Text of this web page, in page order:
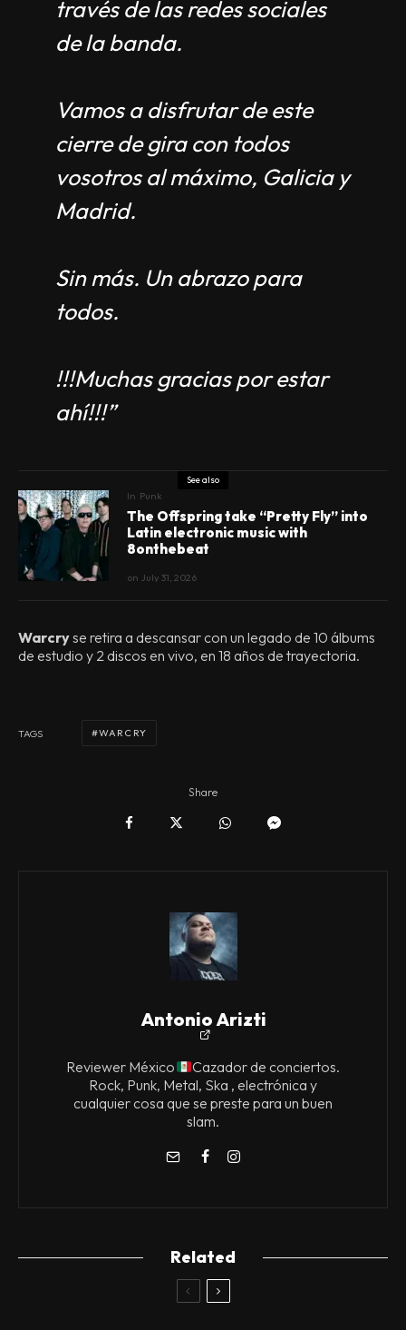
través de las redes sociales
de la banda.
Vamos a disfrutar de este
cierre de gira con todos
vosotros al máximo, Galicia y
Madrid.
Sin más. Un abrazo para
todos.
!!!Muchas gracias por estar
ahí!!!”
See also
In Punk
The Offspring take “Pretty Fly” into
Latin electronic music with
8onthebeat
on July 31, 2026
Warcryse retira a descansar con un legado de 10 álbums
de estudio y 2 discos en vivo, en 18 años de trayectoria.
TAGS WARCRY
Share
Antonio Arizti
Reviewer México
Cazador de conciertos.
Rock, Punk, Metal, Ska , electrónica y
cualquier cosa que se preste para un buen
slam.
Related